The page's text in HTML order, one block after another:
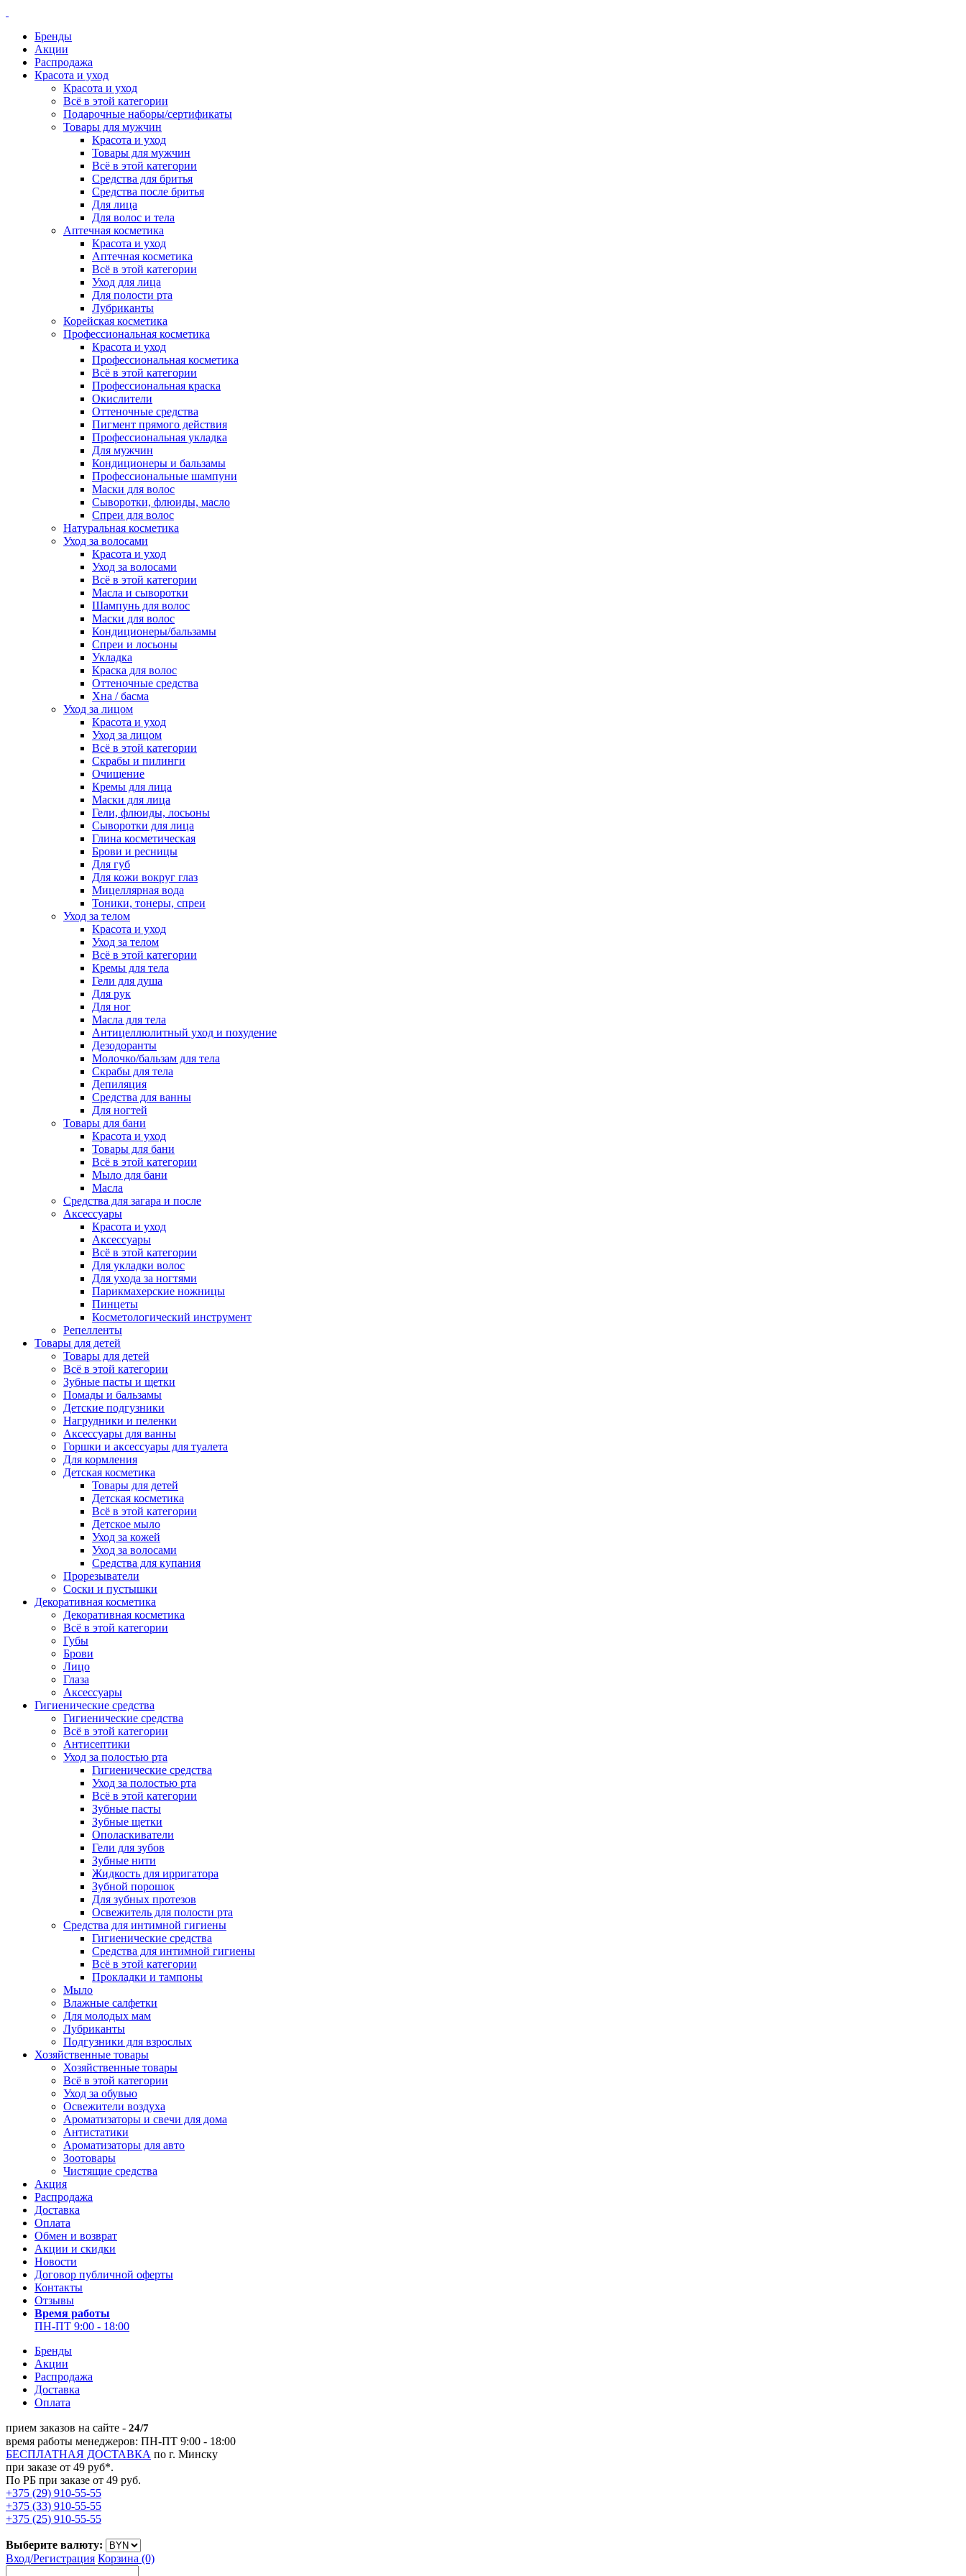
Бренды
Акции
Распродажа
Красота и уход
Красота и уход
Всё в этой категории
Подарочные наборы/сертификаты
Товары для мужчин
Красота и уход
Товары для мужчин
Всё в этой категории
Средства для бритья
Средства после бритья
Для лица
Для волос и тела
Аптечная косметика
Красота и уход
Аптечная косметика
Всё в этой категории
Уход для лица
Для полости рта
Лубриканты
Корейская косметика
Профессиональная косметика
Красота и уход
Профессиональная косметика
Всё в этой категории
Профессиональная краска
Окислители
Оттеночные средства
Пигмент прямого действия
Профессиональная укладка
Для мужчин
Кондиционеры и бальзамы
Профессиональные шампуни
Маски для волос
Сыворотки, флюиды, масло
Спреи для волос
Натуральная косметика
Уход за волосами
Красота и уход
Уход за волосами
Всё в этой категории
Масла и сыворотки
Шампунь для волос
Маски для волос
Кондиционеры/бальзамы
Спреи и лосьоны
Укладка
Краска для волос
Оттеночные средства
Хна / басма
Уход за лицом
Красота и уход
Уход за лицом
Всё в этой категории
Скрабы и пилинги
Очищение
Кремы для лица
Маски для лица
Гели, флюиды, лосьоны
Сыворотки для лица
Глина косметическая
Брови и ресницы
Для губ
Для кожи вокруг глаз
Мицеллярная вода
Тоники, тонеры, спреи
Уход за телом
Красота и уход
Уход за телом
Всё в этой категории
Кремы для тела
Гели для душа
Для рук
Для ног
Масла для тела
Антицеллюлитный уход и похудение
Дезодоранты
Молочко/бальзам для тела
Скрабы для тела
Депиляция
Средства для ванны
Для ногтей
Товары для бани
Красота и уход
Товары для бани
Всё в этой категории
Мыло для бани
Масла
Средства для загара и после
Аксессуары
Красота и уход
Аксессуары
Всё в этой категории
Для укладки волос
Для ухода за ногтями
Парикмахерские ножницы
Пинцеты
Косметологический инструмент
Репелленты
Товары для детей
Товары для детей
Всё в этой категории
Зубные пасты и щетки
Помады и бальзамы
Детские подгузники
Нагрудники и пеленки
Аксессуары для ванны
Горшки и аксессуары для туалета
Для кормления
Детская косметика
Товары для детей
Детская косметика
Всё в этой категории
Детское мыло
Уход за кожей
Уход за волосами
Средства для купания
Прорезыватели
Соски и пустышки
Декоративная косметика
Декоративная косметика
Всё в этой категории
Губы
Брови
Лицо
Глаза
Аксессуары
Гигиенические средства
Гигиенические средства
Всё в этой категории
Антисептики
Уход за полостью рта
Гигиенические средства
Уход за полостью рта
Всё в этой категории
Зубные пасты
Зубные щетки
Ополаскиватели
Гели для зубов
Зубные нити
Жидкость для ирригатора
Зубной порошок
Для зубных протезов
Освежитель для полости рта
Средства для интимной гигиены
Гигиенические средства
Средства для интимной гигиены
Всё в этой категории
Прокладки и тампоны
Мыло
Влажные салфетки
Для молодых мам
Лубриканты
Подгузники для взрослых
Хозяйственные товары
Хозяйственные товары
Всё в этой категории
Уход за обувью
Освежители воздуха
Ароматизаторы и свечи для дома
Антистатики
Ароматизаторы для авто
Зоотовары
Чистящие средства
Акция
Распродажа
Доставка
Оплата
Обмен и возврат
Акции и скидки
Новости
Договор публичной оферты
Контакты
Отзывы
Время работы
ПН-ПТ 9:00 - 18:00
Бренды
Акции
Распродажа
Доставка
Оплата
прием заказов на сайте - 24/7
время работы менеджеров: ПН-ПТ 9:00 - 18:00
БЕСПЛАТНАЯ ДОСТАВКА по г. Минску
при заказе от 49 руб*.
По РБ при заказе от 49 руб.
+375 (29) 910-55-55
+375 (33) 910-55-55
+375 (25) 910-55-55
Выберите валюту:
Вход/Регистрация Корзина (0)